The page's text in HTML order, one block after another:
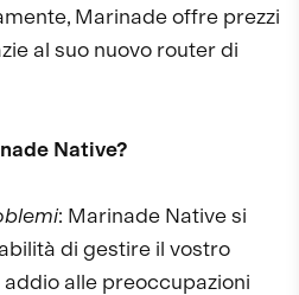
Marinade offre prezzi
al suo nuovo router di
Native?
: Marinade Native si
di gestire il vostro
alle preoccupazioni